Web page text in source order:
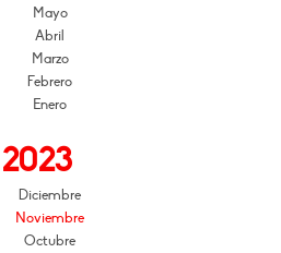
Mayo
Abril
Marzo
Febrero
Enero
2023
Diciembre
Noviembre
Octubre